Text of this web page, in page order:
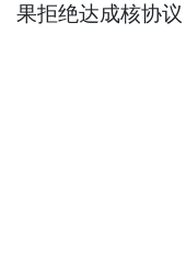
果拒绝达成核协议